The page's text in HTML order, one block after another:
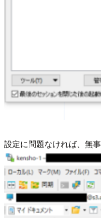
設定に問題なければ、無